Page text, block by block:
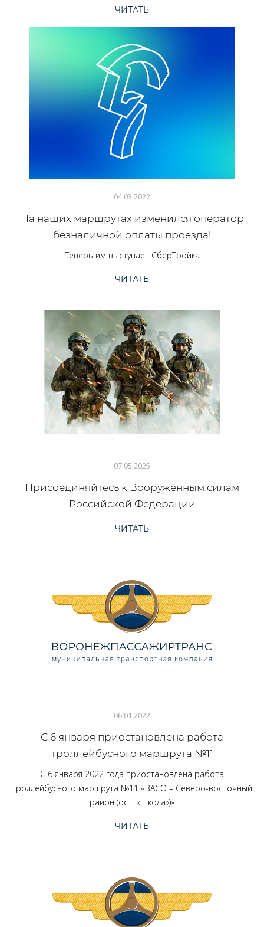
ЧИТАТЬ
04.03.2022
На наших маршрутах изменился оператор
безналичной оплаты проезда!
Теперь им выступает СберТройка
ЧИТАТЬ
07.05.2025
Присоединяйтесь к Вооруженным силам
Российской Федерации
ЧИТАТЬ
06.01.2022
С 6 января приостановлена работа
троллейбусного маршрута №11
С 6 января 2022 года приостановлена работа
троллейбусного маршрута №11 «ВАСО – Северо-восточный
район (ост. «Школа»)»
ЧИТАТЬ